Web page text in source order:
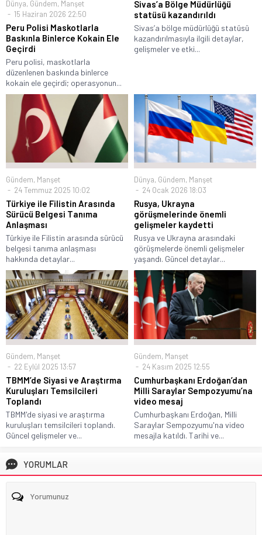
Dünya, Gündem, Manşet
15 Haziran 2026 22:50
Peru Polisi Maskotlarla
Baskınla Binlerce Kokain Ele
Geçirdi
Peru polisi, maskotlarla
düzenlenen baskında binlerce
kokain ele geçirdi; operasyonun...
Sivas’a Bölge Müdürlüğü
statüsü kazandırıldı
Sivas’a bölge müdürlüğü statüsü
kazandırılmasıyla ilgili detaylar,
gelişmeler ve etki...
Gündem, Manşet
24 Temmuz 2025 10:02
Türkiye ile Filistin Arasında
Sürücü Belgesi Tanıma
Anlaşması
Türkiye ile Filistin arasında sürücü
belgesi tanıma anlaşması
hakkında detaylar...
Dünya, Gündem, Manşet
24 Ocak 2026 18:03
Rusya, Ukrayna
görüşmelerinde önemli
gelişmeler kaydetti
Rusya ve Ukrayna arasındaki
görüşmelerde önemli gelişmeler
yaşandı. Güncel detaylar...
Gündem, Manşet
22 Eylül 2025 13:57
TBMM’de Siyasi ve Araştırma
Kuruluşları Temsilcileri
Toplandı
TBMM'de siyasi ve araştırma
kuruluşları temsilcileri toplandı.
Güncel gelişmeler ve...
Gündem, Manşet
24 Kasım 2025 12:55
Cumhurbaşkanı Erdoğan’dan
Milli Saraylar Sempozyumu’na
video mesaj
Cumhurbaşkanı Erdoğan, Milli
Saraylar Sempozyumu'na video
mesajla katıldı. Tarihi ve...
YORUMLAR